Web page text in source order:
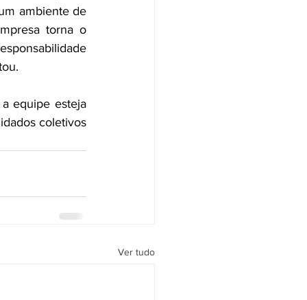
ambiente de
torna o
equipe esteja
coletivos
Ver tudo